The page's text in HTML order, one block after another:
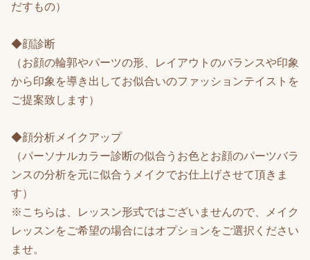
だすもの）
◆顔診断
（お顔の輪郭やパーツの形、レイアウトのバランスや印象
から印象を導き出してお似合いのファッションテイストを
ご提案致します）
◆顔分析メイクアップ
（パーソナルカラー診断の似合うお色とお顔のパーツバラ
ンスの分析を元に似合うメイクでお仕上げさせて頂きま
す）
※こちらは、レッスン形式ではございませんので、メイク
レッスンをご希望の場合にはオプションをご選択ください
ませ。